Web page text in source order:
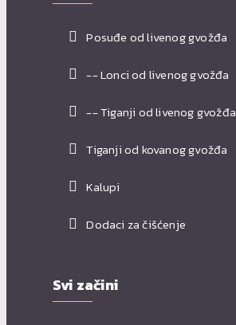
Posuđe od livenog gvožđa
-- Lonci od livenog gvožđa
-- Tiganji od livenog gvožđa
Tiganji od kovanog gvožđa
Kalupi
Dodaci za čišćenje
Svi začini